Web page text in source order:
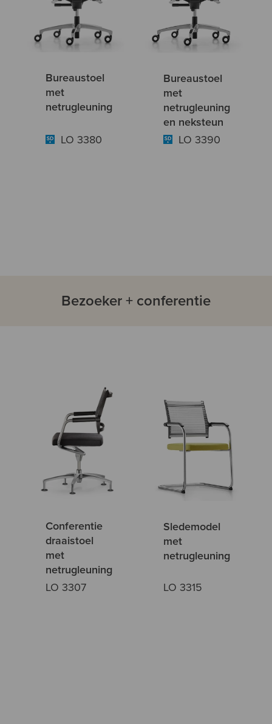
Bureaustoel
met
netrugleuning
LO 3380
Bureaustoel
met
netrugleuning
en neksteun
LO 3390
Bezoeker + conferentie
Conferentie
draaistoel
met
netrugleuning
LO 3307
Sledemodel
met
netrugleuning
LO 3315